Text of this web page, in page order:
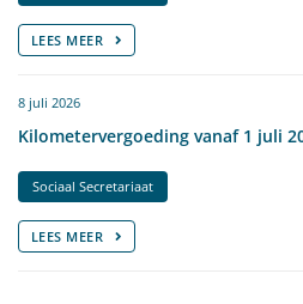
LEES MEER
8 juli 2026
Kilometervergoeding vanaf 1 juli
Sociaal Secretariaat
LEES MEER